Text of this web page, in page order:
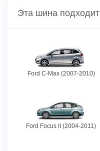
Эта шина подходит
Ford C-Max (2007-2010)
Ford Focus II (2004-2011)